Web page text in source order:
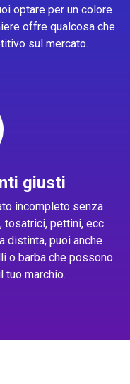
optare per un colore
offre qualcosa che
sul mercato.
giusti
incompleto senza
tosatrici, pettini, ecc.
distinta, puoi anche
o barba che possono
tuo marchio.